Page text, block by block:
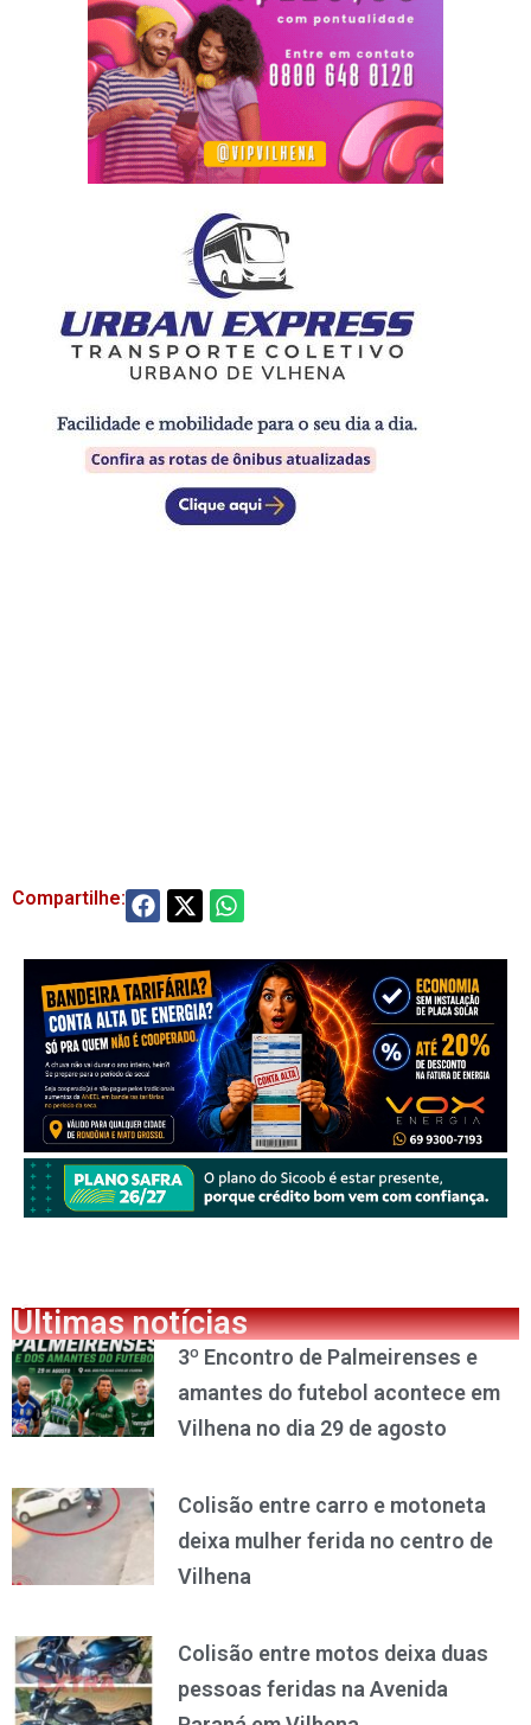
Compartilhe:
Últimas notícias
3º Encontro de Palmeirenses e
amantes do futebol acontece em
Vilhena no dia 29 de agosto
Colisão entre carro e motoneta
deixa mulher ferida no centro de
Vilhena
Colisão entre motos deixa duas
pessoas feridas na Avenida